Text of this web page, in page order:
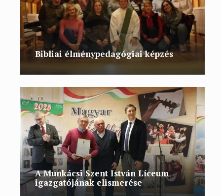
Bibliai élménypedagógiai képzés
A Munkácsi Szent István Líceum
igazgatójának elismerése